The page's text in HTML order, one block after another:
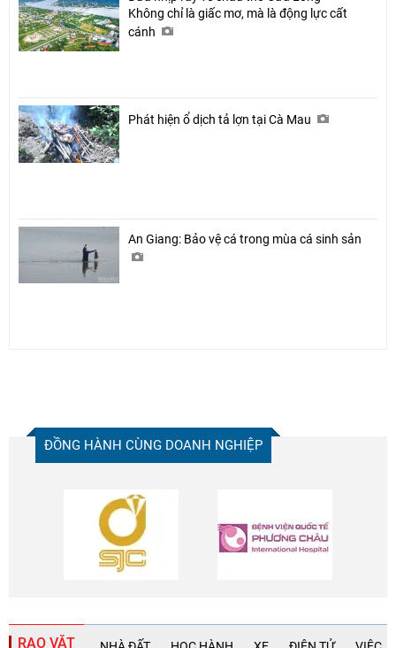
Không chỉ là giấc mơ, mà là động lực cất
cánh
Phát hiện ổ dịch tả lợn tại Cà Mau
An Giang: Bảo vệ cá trong mùa cá sinh sản
ĐỒNG HÀNH CÙNG DOANH NGHIỆP
RAO VẶT